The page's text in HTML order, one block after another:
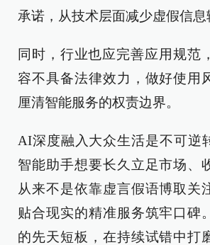
承诺，从技术层面减少虚假信息
同时，行业也应完善应用规范
容不具备法律效力，做好使用
厘清智能服务的权责边界。
AI深度融入大众生活是不可逆
智能助手想要长久立足市场、
从来不是依靠虚言假语博取关
贴合现实的精准服务筑牢口碑
的先天短板，在持续试错中打